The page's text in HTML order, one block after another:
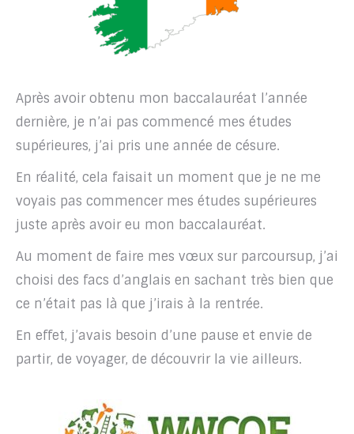
Après avoir obtenu mon baccalauréat l’année
dernière, je n’ai pas commencé mes études
supérieures, j’ai pris une année de césure.
En réalité, cela faisait un moment que je ne me
voyais pas commencer mes études supérieures
juste après avoir eu mon baccalauréat.
Au moment de faire mes vœux sur parcoursup, j’ai
choisi des facs d’anglais en sachant très bien que
ce n’était pas là que j’irais à la rentrée.
En effet, j’avais besoin d’une pause et envie de
partir, de voyager, de découvrir la vie ailleurs.